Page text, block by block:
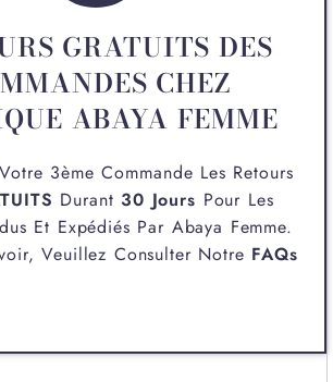
GRATUITS DES
CHEZ
ABAYA FEMME
3ème Commande Les Retours
Durant 30 Jours Pour Les
Et Expédiés Par Abaya Femme.
Veuillez Consulter Notre FAQs